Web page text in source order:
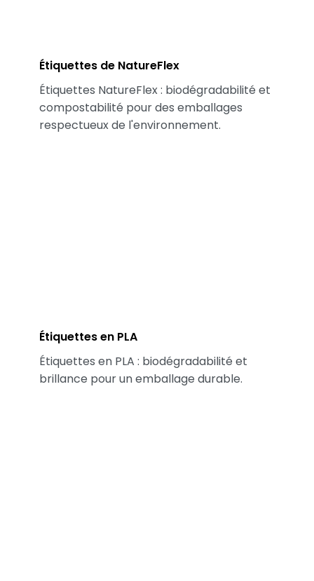
Étiquettes de NatureFlex
Étiquettes NatureFlex : biodégradabilité et
compostabilité pour des emballages
respectueux de l'environnement.
Étiquettes en PLA
Étiquettes en PLA : biodégradabilité et
brillance pour un emballage durable.